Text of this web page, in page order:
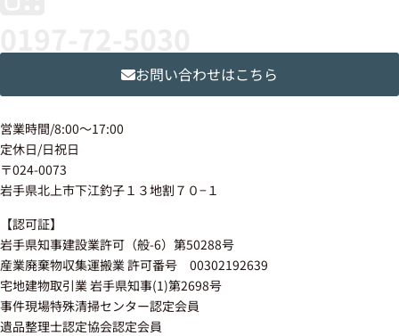
お問い合わせはこちら
営業時間/8:00〜17:00
定休日/日祝日
〒024-0073
岩手県北上市下江釣子１３地割７０−１
【認可証】
岩手県知事建設業許可（般-6）第50288号
産業廃棄物収集運搬業 許可番号 00302192639
宅地建物取引業 岩手県知事(1)第2698号
事件現場特殊清掃センター認定会員
遺品整理士認定協会認定会員